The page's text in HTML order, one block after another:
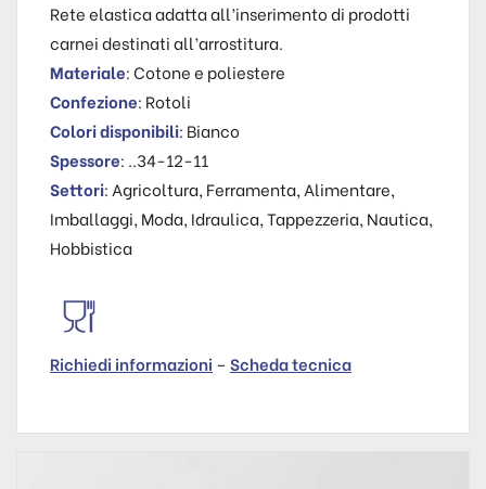
Rete elastica adatta all’inserimento di prodotti
carnei destinati all’arrostitura.
Materiale: Cotone e poliestere
Confezione: Rotoli
Colori disponibili: Bianco
Spessore: ..34-12-11
Settori: Agricoltura, Ferramenta, Alimentare,
Imballaggi, Moda, Idraulica, Tappezzeria, Nautica,
Hobbistica
Richiedi informazioni – Scheda tecnica